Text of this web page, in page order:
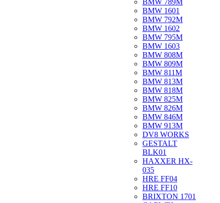
BMW 789M
BMW 1601
BMW 792M
BMW 1602
BMW 795M
BMW 1603
BMW 808M
BMW 809M
BMW 811M
BMW 813M
BMW 818M
BMW 825M
BMW 826M
BMW 846M
BMW 913M
DV8 WORKS
GESTALT
BLK01
HAXXER HX-
035
HRE FF04
HRE FF10
BRIXTON 1701